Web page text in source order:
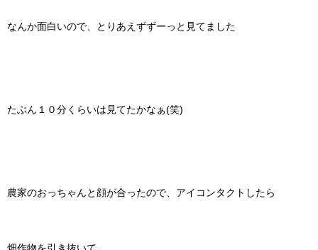
なんか面白いので、とりあえずずーっと見てました
たぶん１０分くらいは見てたかなぁ(笑)
農家のおっちゃんと顔が合ったので、アイコンタクトしたら
畑作物を引き抜いて、